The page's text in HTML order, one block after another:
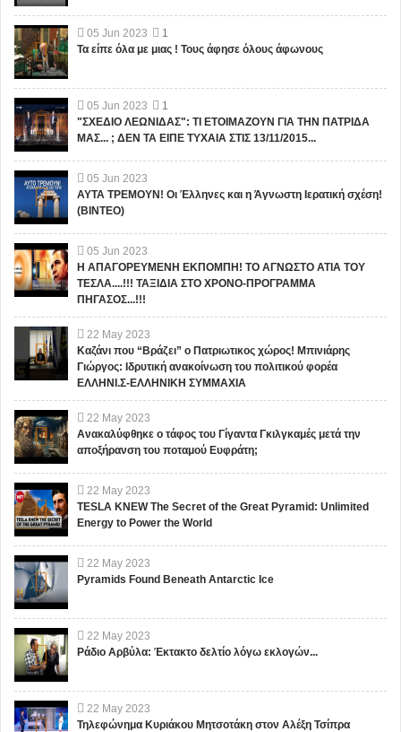
05 Jun 2023
1
Τα είπε όλα με μιας ! Τους άφησε όλους άφωνους
05 Jun 2023
1
"ΣΧΕΔΙΟ ΛΕΩΝΙΔΑΣ": ΤΙ ΕΤΟΙΜΑΖΟΥΝ ΓΙΑ ΤΗΝ ΠΑΤΡΙΔΑ
ΜΑΣ... ; ΔΕΝ ΤΑ ΕΙΠΕ ΤΥΧΑΙΑ ΣΤΙΣ 13/11/2015...
05 Jun 2023
ΑΥΤΑ ΤΡΕΜΟΥΝ! Οι Έλληνες και η Άγνωστη Ιερατική σχέση!
(ΒΙΝΤΕΟ)
05 Jun 2023
Η ΑΠΑΓΟΡΕΥΜΕΝΗ ΕΚΠΟΜΠΗ! ΤΟ ΑΓΝΩΣΤΟ ΑΤΙΑ ΤΟΥ
ΤΕΣΛΑ....!!! ΤΑΞΙΔΙΑ ΣΤΟ ΧΡΟΝΟ-ΠΡΟΓΡΑΜΜΑ
ΠΗΓΑΣΟΣ...!!!
22 May 2023
Καζάνι που “Βράζει” ο Πατριωτικος χώρος! Μπινιάρης
Γιώργος: Ιδρυτική ανακοίνωση του πολιτικού φορέα
ΕΛΛΗΝΙ.Σ-ΕΛΛΗΝΙΚΗ ΣΥΜΜΑΧΙΑ
22 May 2023
Ανακαλύφθηκε ο τάφος του Γίγαντα Γκιλγκαμές μετά την
αποξήρανση του ποταμού Ευφράτη;
22 May 2023
TESLA KNEW The Secret of the Great Pyramid: Unlimited
Energy to Power the World
22 May 2023
Pyramids Found Beneath Antarctic Ice
22 May 2023
Ράδιο Αρβύλα: Έκτακτο δελτίο λόγω εκλογών...
22 May 2023
Τηλεφώνημα Κυριάκου Μητσοτάκη στον Αλέξη Τσίπρα